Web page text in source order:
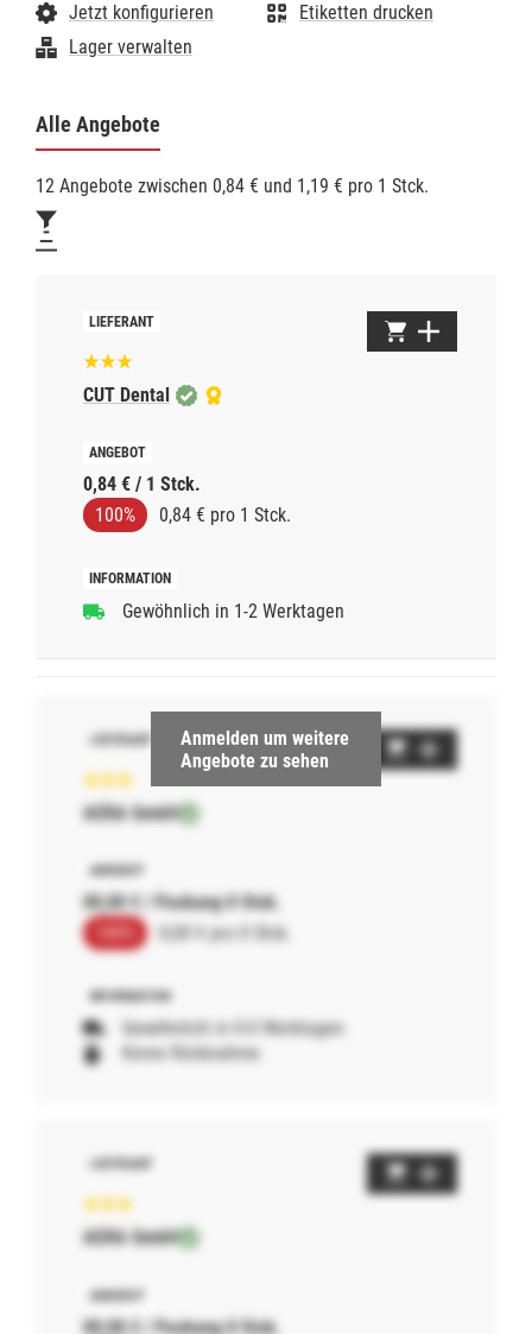
Jetzt konfigurieren
Lager verwalten
Etiketten drucken
Alle Angebote
12 Angebote zwischen 0,84 € und 1,19 € pro 1 Stck.
CUT Dental
0,84 € / 1 Stck.
100%
0,84 € pro 1 Stck.
Gewöhnlich in 1-2 Werktagen
Anmelden um weitere
Angebote zu sehen
AERA GmbH
00,00 € / Packung 0 Stck.
0,00 € pro 0 Stck.
Gewöhnlich in 0-0 Werktagen
Keine Rücknahme
AERA GmbH
00,00 € / Packung 0 Stck.